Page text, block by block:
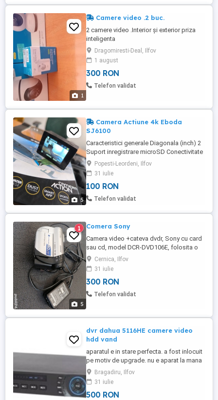
1
Camere video .2 buc.
2 camere video .Interior și exterior priza
inteligenta
Dragomiresti-Deal, Ilfov
1 august
300 RON
Telefon validat
5
Camera Actiune 4k Eboda
SJ6100
Caracteristici generale Diagonala (inch) 2
Suport inregistrare microSD Conectivitate
Wi-Fi Conectori microUSB, Card
microSDHC pana la 32 GB, HDMI Afisaj
Panou comanda LCD 2" Calitate imagine
Format video 4K, 2.7K, 1080p, 720p
Rezolutie senzor (MP) 16MP 12MP 8MP
Popesti-Leordeni, Ilfov
31 iulie
100 RON
Telefon validat
5
1 Comera Sony
Camera video +cateva dvdr, Sony cu card
sau cd, model DCR-DVD106E, folosita o
singura data. Nu cunosc alte detalii
Cernica, Ilfov
31 iulie
300 RON
Telefon validat
dvr dahua 5116HE camere video
hdd vand
aparatul e in stare perfecta. a fost inlocuit
pe motiv de upgrade. nu e aparat la mana
a saptea. sunt primul proprietar detin cutia
aparatului si cred ca mai am si factura de
la cumparare. este modelul cu 4 intrari
canale audio analog si 16 ch video. pentru
Bragadiru, Ilfov
31 iulie
500 RON